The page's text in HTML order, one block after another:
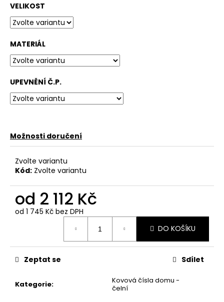
VELIKOST
MATERIÁL
UPEVNĚNÍ Č.P.
Možnosti doručení
Zvolte variantu
Kód: Zvolte variantu
od 2 112 Kč
od 1 745 Kč bez DPH
DO KOŠÍKU
Kategorie:
Kovová čísla domu -
čelní
Zeptat se Sdílet
r
u
č
u
j
e
e